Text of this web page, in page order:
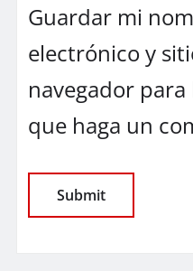
Guardar mi
electrónico y
navegador
que haga un